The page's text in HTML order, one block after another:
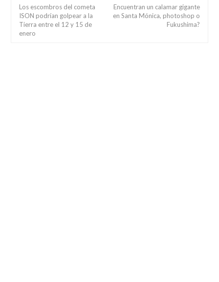
Los escombros del cometa
ISON podrían golpear a la
Tierra entre el 12 y 15 de
enero
Encuentran un calamar gigante
en Santa Mónica, photoshop o
Fukushima?